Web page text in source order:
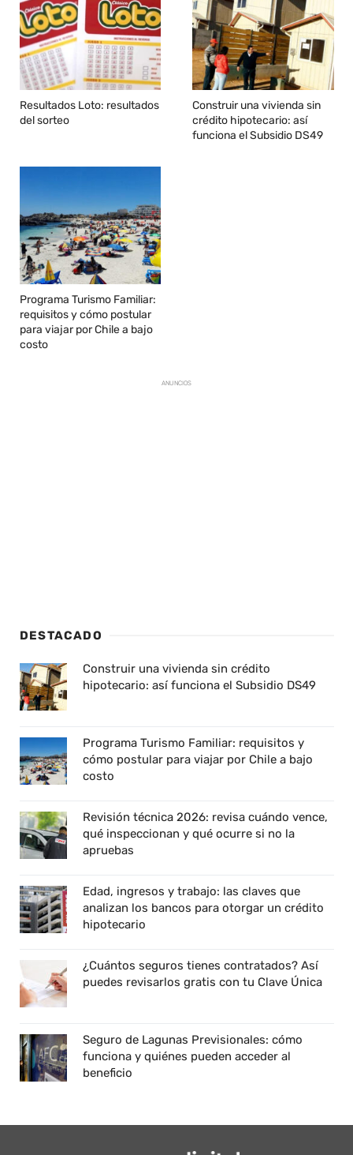
Resultados Loto: resultados
del sorteo
Construir una vivienda sin
crédito hipotecario: así
funciona el Subsidio DS49
Programa Turismo Familiar:
requisitos y cómo postular
para viajar por Chile a bajo
costo
ANUNCIOS
DESTACADO
Construir una vivienda sin crédito
hipotecario: así funciona el Subsidio DS49
Programa Turismo Familiar: requisitos y
cómo postular para viajar por Chile a bajo
costo
Revisión técnica 2026: revisa cuándo vence,
qué inspeccionan y qué ocurre si no la
apruebas
Edad, ingresos y trabajo: las claves que
analizan los bancos para otorgar un crédito
hipotecario
¿Cuántos seguros tienes contratados? Así
puedes revisarlos gratis con tu Clave Única
Seguro de Lagunas Previsionales: cómo
funciona y quiénes pueden acceder al
beneficio